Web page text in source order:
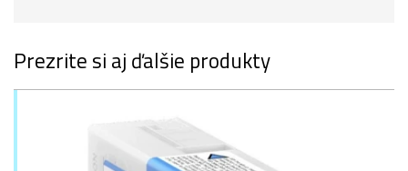
Prezrite si aj ďalšie produkty